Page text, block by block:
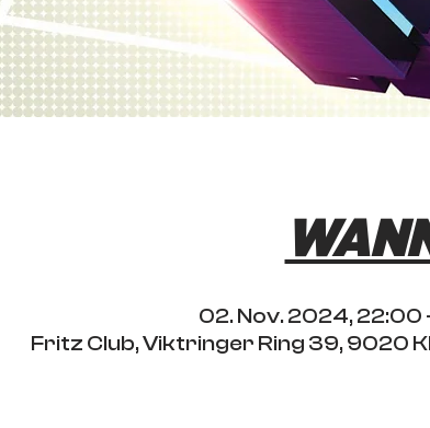
02. Nov. 2024,
Fritz Club, Viktringer Ring 39, 9020